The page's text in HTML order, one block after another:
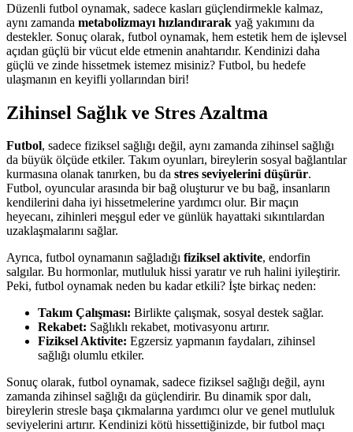
Düzenli futbol oynamak, sadece kasları güçlendirmekle kalmaz,
aynı zamanda metabolizmayı hızlandırarak yağ yakımını da
destekler. Sonuç olarak, futbol oynamak, hem estetik hem de işlevsel
açıdan güçlü bir vücut elde etmenin anahtarıdır. Kendinizi daha
güçlü ve zinde hissetmek istemez misiniz? Futbol, bu hedefe
ulaşmanın en keyifli yollarından biri!
Zihinsel Sağlık ve Stres Azaltma
Futbol, sadece fiziksel sağlığı değil, aynı zamanda zihinsel sağlığı
da büyük ölçüde etkiler. Takım oyunları, bireylerin sosyal bağlantılar
kurmasına olanak tanırken, bu da stres seviyelerini düşürür.
Futbol, oyuncular arasında bir bağ oluşturur ve bu bağ, insanların
kendilerini daha iyi hissetmelerine yardımcı olur. Bir maçın
heyecanı, zihinleri meşgul eder ve günlük hayattaki sıkıntılardan
uzaklaşmalarını sağlar.
Ayrıca, futbol oynamanın sağladığı fiziksel aktivite, endorfin
salgılar. Bu hormonlar, mutluluk hissi yaratır ve ruh halini iyileştirir.
Peki, futbol oynamak neden bu kadar etkili? İşte birkaç neden:
Takım Çalışması: Birlikte çalışmak, sosyal destek sağlar.
Rekabet: Sağlıklı rekabet, motivasyonu artırır.
Fiziksel Aktivite: Egzersiz yapmanın faydaları, zihinsel
sağlığı olumlu etkiler.
Sonuç olarak, futbol oynamak, sadece fiziksel sağlığı değil, aynı
zamanda zihinsel sağlığı da güçlendirir. Bu dinamik spor dalı,
bireylerin stresle başa çıkmalarına yardımcı olur ve genel mutluluk
seviyelerini artırır. Kendinizi kötü hissettiğinizde, bir futbol maçı